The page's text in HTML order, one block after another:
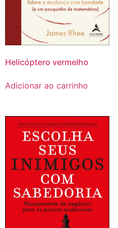
Helicóptero vermelho
Adicionar ao carrinho